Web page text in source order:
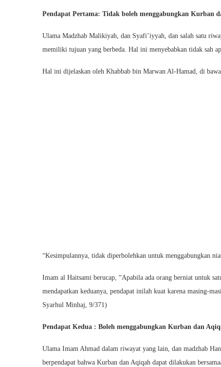
Pendapat Pertama: Tidak boleh menggabungkan Kurban
Ulama Madzhab Malikiyah, dan Syafi’iyyah, dan salah satu
memiliki tujuan yang berbeda. Hal ini menyebabkan tidak sah
Hal ini dijelaskan oleh Khabbab bin Marwan Al-Hamad, di
“Kesimpulannya, tidak diperbolehkan untuk menggabungkan
Imam al Haitsami berucap, “Apabila ada orang berniat untuk
mendapatkan keduanya, pendapat inilah kuat karena masing-
Syarhul Minhaj, 9/371)
Pendapat Kedua : Boleh menggabungkan Kurban dan
Ulama Imam Ahmad dalam riwayat yang lain, dan madzhab
berpendapat bahwa Kurban dan Aqiqah dapat dilakukan